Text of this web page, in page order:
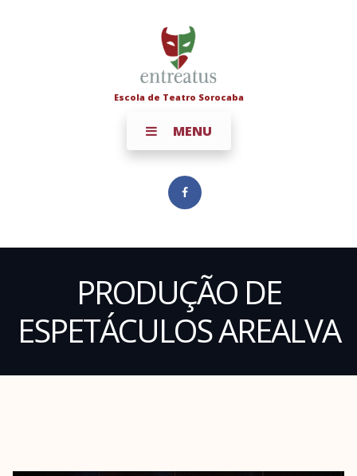
Escola de Teatro Sorocaba
MENU
PRODUÇÃO DE
ESPETÁCULOS AREALVA